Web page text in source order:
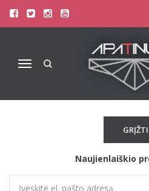
Navigacija
SIMONE PERELE
Pirkite pagal gamintoją
Atsiprašome, tačiau pasirinkto
GRĮŽTI
Naujienlaiškio